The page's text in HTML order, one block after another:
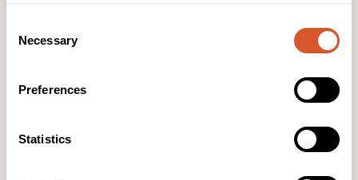
Selection
Necessary
Preferences
Statistics
Tlf:
KONTOR FOTAVDELING